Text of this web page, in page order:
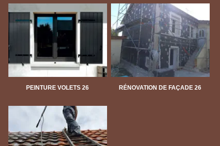
PEINTURE VOLETS 26 RÉNOVATION DE FAÇADE 26